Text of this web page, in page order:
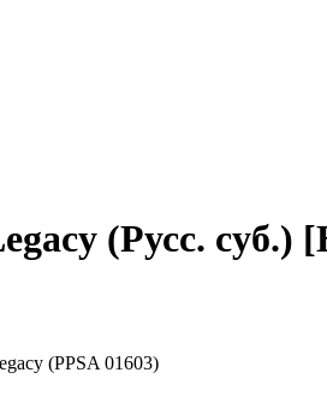
(Русс. суб.)
(PPSA 01603)